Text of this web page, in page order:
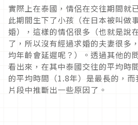
實際上在泰國，情侶在交往期間就
此期間生下了小孩（在日本被叫做
婚），這樣的情侶很多（也就是說
了，所以沒有經過求婚的夫妻很多
均年齡會延遲呢？）。透過其他的
看出來，在其中泰國交往的平均時
的平均時間（1.8年）是最長的，
片段中推斷出一些原因了。